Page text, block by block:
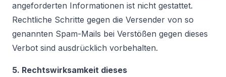
angeforderten Informationen ist nicht gestattet.
Rechtliche Schritte gegen die Versender von so
genannten Spam-Mails bei Verstößen gegen dieses
Verbot sind ausdrücklich vorbehalten.
5. Rechtswirksamkeit dieses